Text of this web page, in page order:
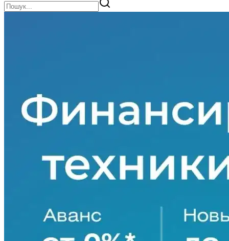
Прочее оборудование
Тентованный полуприцеп
Топливозаправщик
Трал2
Фастбек1
133
Штабелеукладачик2
Экскаватор-погрузчик 65